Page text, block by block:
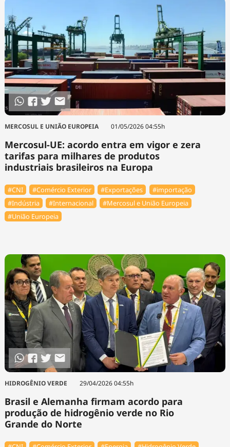
MERCOSUL E UNIÃO EUROPEIA 01/05/2026 04:55h
Mercosul-UE: acordo entra em vigor e zera
tarifas para milhares de produtos
industriais brasileiros na Europa
#CNI #Comércio Exterior #Exportações
#importação
#Indústria
#Internacional
#Mercosul e União Europeia
#União Europeia
HIDROGÊNIO VERDE 29/04/2026 04:55h
Brasil e Alemanha firmam acordo para
produção de hidrogênio verde no Rio
Grande do Norte